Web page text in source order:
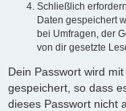
Schließlich
Daten gespeichert
bei Umfragen, der
von dir gesetzte
Dein Passwort wird
gespeichert, so dass
dieses Passwort nicht